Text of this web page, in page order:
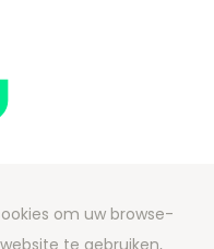
Better Online BV
om uw browse-
te gebruiken,